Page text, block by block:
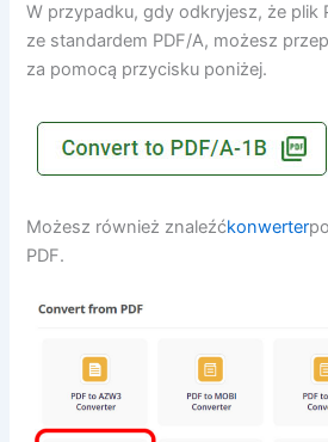
W przypadku, gdy odkryjesz, że plik
ze standardem PDF/A, możesz
za pomocą przycisku poniżej.
Możesz również znaleźćkonwerter
PDF.